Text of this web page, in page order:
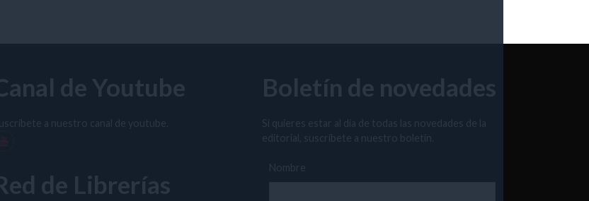
de Youtube
a nuestro canal de youtube.
de Librerías
Boletín de novedades
Si quieres estar al día de todas las novedades de la
editorial, suscríbete a nuestro boletín.
Nombre